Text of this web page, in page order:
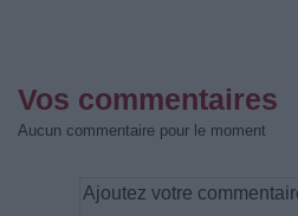
Vos commentaires
Aucun commentaire pour le moment